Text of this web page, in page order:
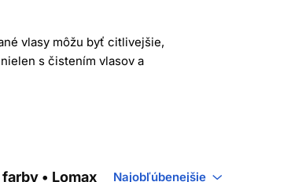
vlasy môžu byť citlivejšie,
s čistením vlasov a
• Lomax Najobľúbenejšie